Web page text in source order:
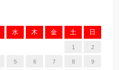
水 木 金 土 日
1 2
5 6 7 8 9